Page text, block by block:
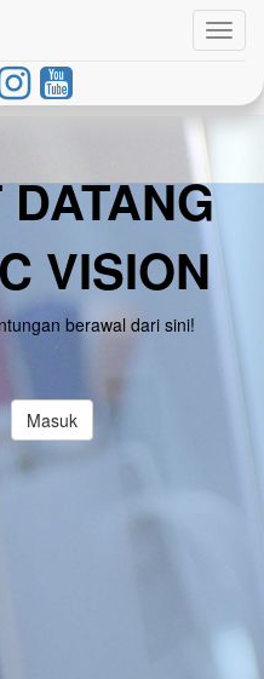
VISION
berawal dari sini!
Masuk